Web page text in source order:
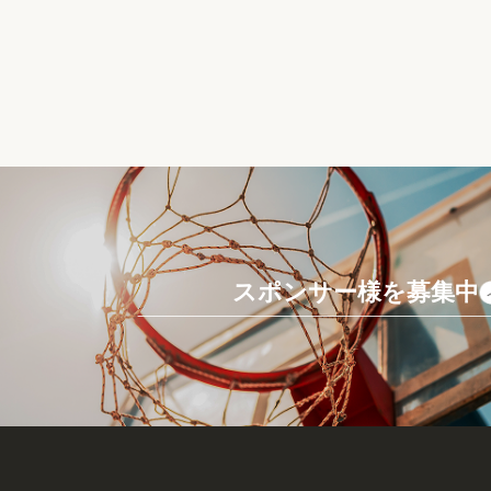
スポンサー様を募集中